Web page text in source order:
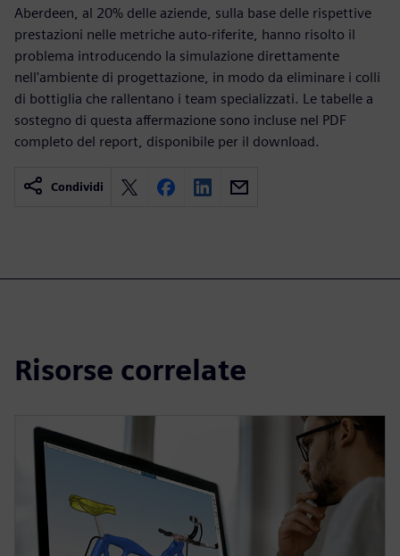
Aberdeen, al 20% delle aziende, sulla base delle rispettive
prestazioni nelle metriche auto-riferite, hanno risolto il
problema introducendo la simulazione direttamente
nell'ambiente di progettazione, in modo da eliminare i colli
di bottiglia che rallentano i team specializzati. Le tabelle a
sostegno di questa affermazione sono incluse nel PDF
completo del report, disponibile per il download.
Condividi
Risorse correlate